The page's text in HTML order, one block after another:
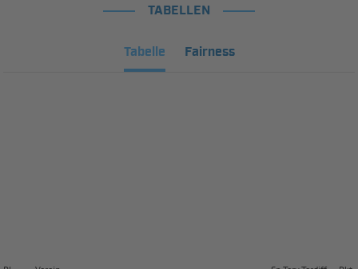
TABELLEN
Tabelle Fairness